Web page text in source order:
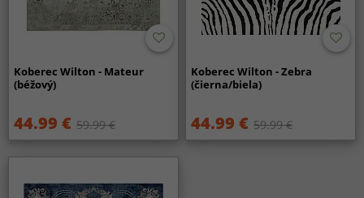
Koberec Wilton - Mateur
(béžový)
44.99 € 59.99 €
Koberec Wilton - Zebra
(čierna/biela)
44.99 € 59.99 €